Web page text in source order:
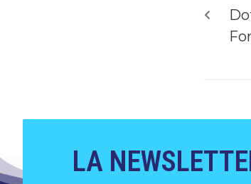
LA